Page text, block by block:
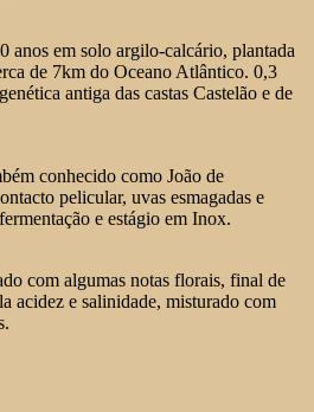
anos em solo argilo-calcário, plantada
de 7km do Oceano Atlântico. 0,3
antiga das castas Castelão e de
conhecido como João de
pelicular, uvas esmagadas e
e estágio em Inox.
com algumas notas florais, final de
acidez e salinidade, misturado com